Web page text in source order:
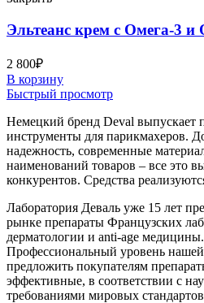
Эльтеанс крем с Омега-3
2 800₽
В корзину
Быстрый просмотр
Немецкий бренд Deval выпускает
инструменты для парикмахеров.
надежность, современные
наименований товаров – все это
конкурентов. Средства
Лаборатория Деваль уже 15 лет
рынке препараты Французских
дерматологии и anti-age медицины.
Профессиональный уровень
предложить покупателям
эффективные, в соответствии с
требованиями мировых